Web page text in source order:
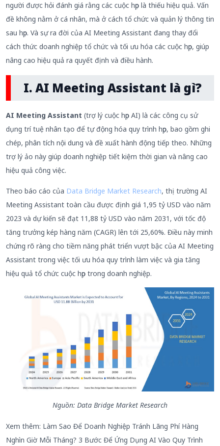
người được hỏi đánh giá rằng các cuộc họp là thiếu hiệu quả. Vấn
đề không nằm ở cá nhân, mà ở cách tổ chức và quản lý thông tin
sau họp. Và sự ra đời của AI Meeting Assistant đang thay đổi
cách thức doanh nghiệp tổ chức và tối ưu hóa các cuộc họp, giúp
nâng cao hiệu quả ra quyết định và điều hành.
I. AI Meeting Assistant là gì?
AI Meeting Assistant (trợ lý cuộc họp AI) là các công cụ sử
dụng trí tuệ nhân tạo để tự động hóa quy trình họp, bao gồm ghi
chép, phân tích nội dung và đề xuất hành động tiếp theo. Những
trợ lý ảo này giúp doanh nghiệp tiết kiệm thời gian và nâng cao
hiệu quả công việc.
Theo báo cáo của Data Bridge Market Research, thị trường AI
Meeting Assistant toàn cầu được định giá 1,95 tỷ USD vào năm
2023 và dự kiến sẽ đạt 11,88 tỷ USD vào năm 2031, với tốc độ
tăng trưởng kép hàng năm (CAGR) lên tới 25,60%. Điều này minh
chứng rõ ràng cho tiềm năng phát triển vượt bậc của AI Meeting
Assistant trong việc tối ưu hóa quy trình làm việc và gia tăng
hiệu quả tổ chức cuộc họp trong doanh nghiệp.
Nguồn: Data Bridge Market Research
Xem thêm: Làm Sao Để Doanh Nghiệp Tránh Lãng Phí Hàng
Nghìn Giờ Mỗi Tháng? 3 Bước Để Ứng Dụng AI Vào Quy Trình